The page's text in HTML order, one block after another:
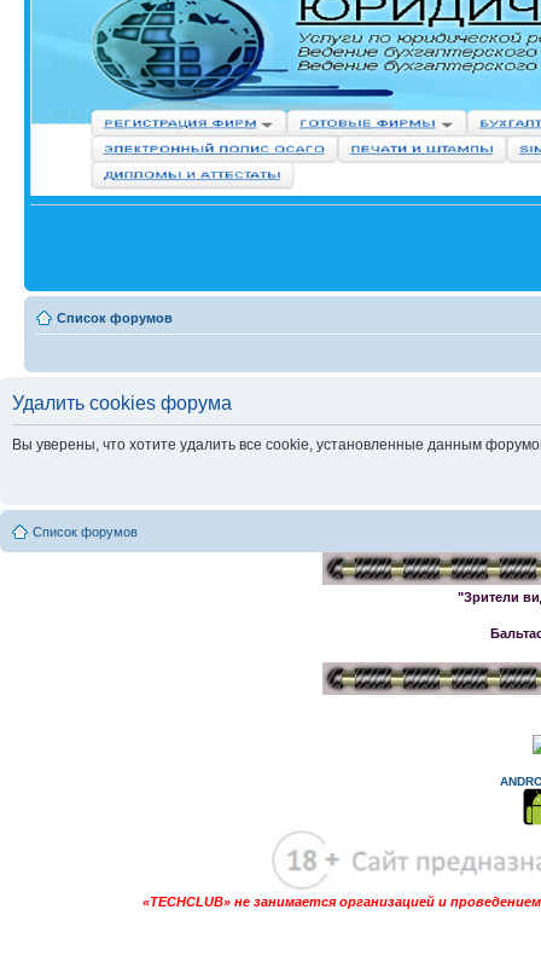
Список форумов
Удалить cookies форума
Вы уверены, что хотите удалить все cookie, установленные данным
Список форумов
"Зрители
«TECHCLUB» не занимается организацией и